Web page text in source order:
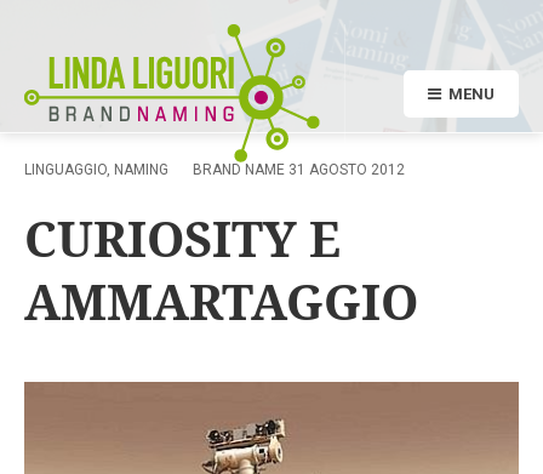
MENU
LINGUAGGIO, NAMING BRAND NAME 31 AGOSTO 2012
CURIOSITY E
AMMARTAGGIO